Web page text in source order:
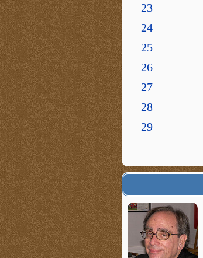
23
24
25
26
27
28
29